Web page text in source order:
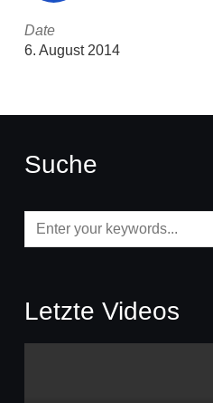
Date
6. August 2014
Suche
Letzte Videos